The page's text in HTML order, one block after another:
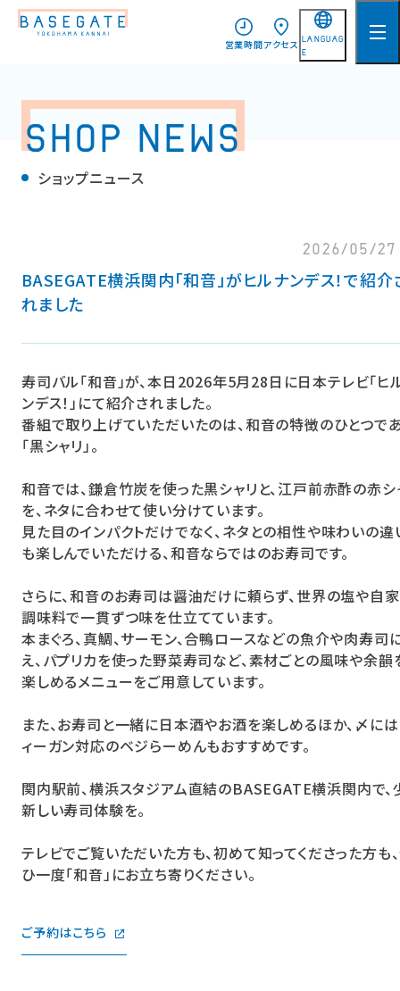
営業時間アクセス LANGUAG
E
SHOP NEWS
ショップニュース
2026/05/27
BASEGATE横浜関内「和音」がヒルナンデス！で紹介
れました
寿司バル「和音」が、本日2026年5月28日に日本テレビ「ヒ
ンデス！」にて紹介されました。
番組で取り上げていただいたのは、和音の特徴のひとつで
「黒シャリ」。
和音では、鎌倉竹炭を使った黒シャリと、江戸前赤酢の赤シ
を、ネタに合わせて使い分けています。
見た目のインパクトだけでなく、ネタとの相性や味わいの違
も楽しんでいただける、和音ならではのお寿司です。
さらに、和音のお寿司は醤油だけに頼らず、世界の塩や自
調味料で一貫ずつ味を仕立てています。
本まぐろ、真鯛、サーモン、合鴨ロースなどの魚介や肉寿司
え、パプリカを使った野菜寿司など、素材ごとの風味や余韻
楽しめるメニューをご用意しています。
また、お寿司と一緒に日本酒やお酒を楽しめるほか、〆に
ィーガン対応のベジらーめんもおすすめです。
関内駅前、横浜スタジアム直結のBASEGATE横浜関内で、
新しい寿司体験を。
テレビでご覧いただいた方も、初めて知ってくださった方も
ひ一度「和音」にお立ち寄りください。
ご予約はこちら